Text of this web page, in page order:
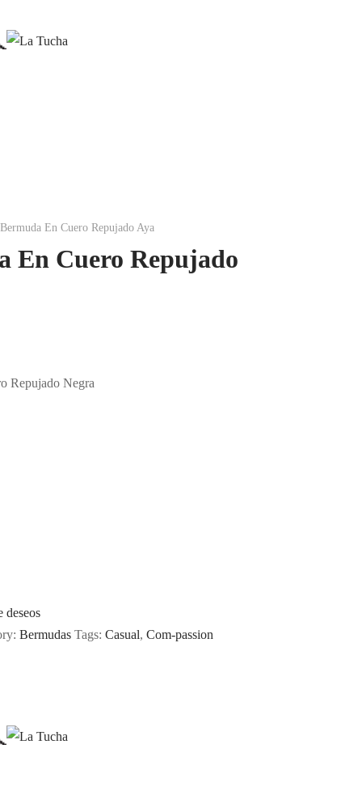
En Cuero Repujado Aya
En Cuero Repujado
Repujado Negra
deseos
Bermudas Tags: Casual, Com-passion